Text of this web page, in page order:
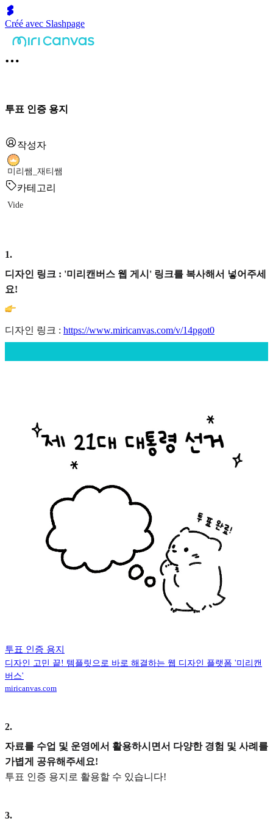
Créé avec Slashpage
투표 인증 용지
작성자
미리쌤_재티쌤
카테고리
Vide
1.
디자인 링크 : '미리캔버스 웹 게시' 링크를 복사해서 넣어주세
요!
디자인 링크 : https://www.miricanvas.com/v/14pgot0
투표 인증 용지
디자인 고민 끝! 템플릿으로 바로 해결하는 웹 디자인 플랫폼 '미리캔
버스'
miricanvas.com
2.
자료를 수업 및 운영에서 활용하시면서 다양한 경험 및 사례를
가볍게 공유해주세요!
투표 인증 용지로 활용할 수 있습니다!
3.